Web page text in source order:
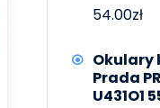
54.00zł
Okulary
Prada
U431O1